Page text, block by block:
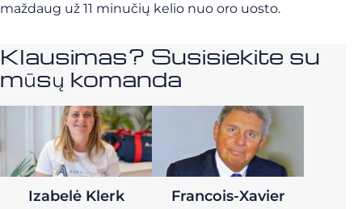
maždaug už 11 minučių kelio nuo oro uosto.
Klausimas? Susisiekite su
mūsų komanda
Izabelė Klerk
Francois-Xavier